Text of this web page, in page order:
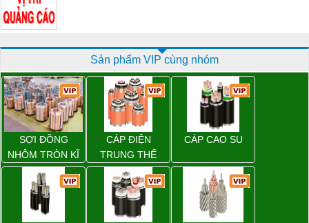
Sản phẩm VIP cùng nhóm
SỢI ĐỒNG
NHÔM TRÒN KĨ
THUẬT ĐIỆN
CÁP ĐIỆN
TRUNG THẾ
CÁP CAO SU